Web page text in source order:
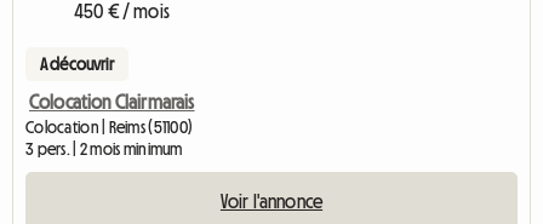
450 € / mois
A découvrir
Colocation Clairmarais
Colocation | Reims (51100)
3 pers. | 2 mois minimum
Voir l'annonce